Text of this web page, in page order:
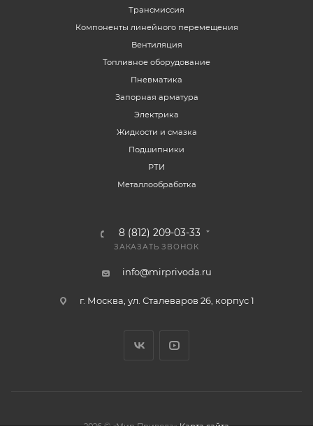
Трансмиссия
Компоненты линейного перемещения
Вентиляция
Топливное оборудование
Пневматика
Запорная арматура
Электрика
Жидкости и смазка
Подшипники
РТИ
Металлообработка
8 (812) 209-03-33
ЗАКАЗАТЬ ЗВОНОК
info@mirprivoda.ru
г. Москва, ул. Сталеваров 26, корпус 1
2026 © «Мир Привода» Карта сайта